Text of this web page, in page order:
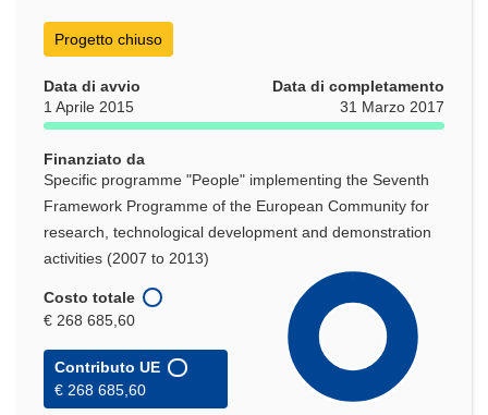
Progetto chiuso
Data di avvio
1 Aprile 2015
Data di completamento
31 Marzo 2017
Finanziato da
Specific programme "People" implementing the Seventh
Framework Programme of the European Community for
research, technological development and demonstration
activities (2007 to 2013)
Costo totale
€ 268 685,60
Contributo UE
€ 268 685,60